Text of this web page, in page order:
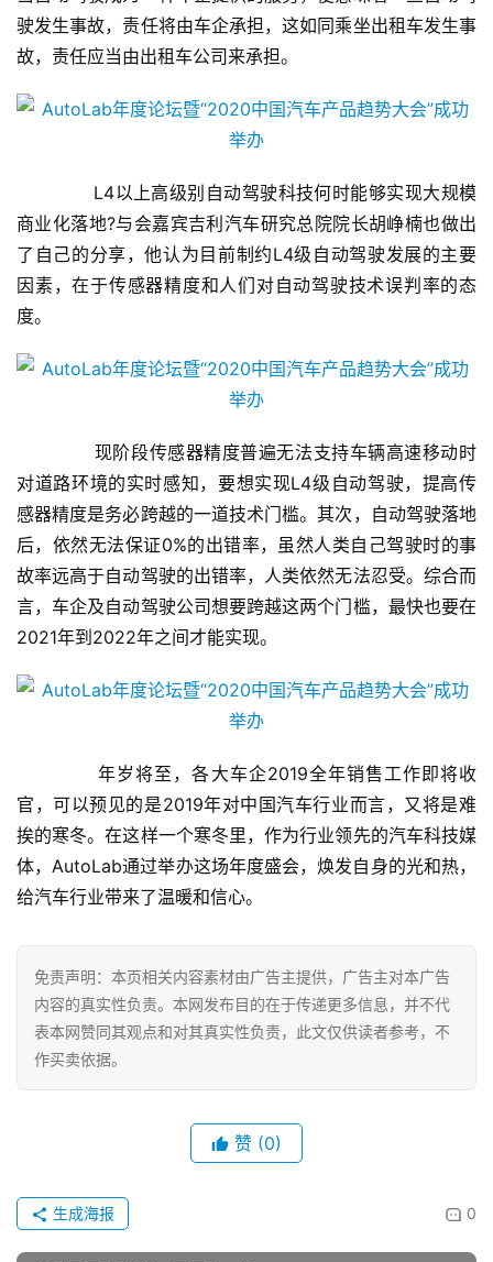
房
产
家
具
亲
子
女
时
康
资
讯
关
于
我
们
们
驶发生事故，责任将由车企承担，这如同乘坐出租车发生事
故，责任应当由出租车公司来承担。
L4以上高级别自动驾驶科技何时能够实现大规模
商业化落地?与会嘉宾吉利汽车研究总院院长胡峥楠也做出
了自己的分享，他认为目前制约L4级自动驾驶发展的主要
因素，在于传感器精度和人们对自动驾驶技术误判率的态
度。
现阶段传感器精度普遍无法支持车辆高速移动时
对道路环境的实时感知，要想实现L4级自动驾驶，提高传
感器精度是务必跨越的一道技术门槛。其次，自动驾驶落地
后，依然无法保证0%的出错率，虽然人类自己驾驶时的事
故率远高于自动驾驶的出错率，人类依然无法忍受。综合而
言，车企及自动驾驶公司想要跨越这两个门槛，最快也要在
2021年到2022年之间才能实现。
年岁将至，各大车企2019全年销售工作即将收
官，可以预见的是2019年对中国汽车行业而言，又将是难
挨的寒冬。在这样一个寒冬里，作为行业领先的汽车科技媒
体，AutoLab通过举办这场年度盛会，焕发自身的光和热，
给汽车行业带来了温暖和信心。
免责声明：本页相关内容素材由广告主提供，广告主对本广告
内容的真实性负责。本网发布目的在于传递更多信息，并不代
表本网赞同其观点和对其真实性负责，此文仅供读者参考，不
作买卖依据。
赞 (0)
0
生成海报